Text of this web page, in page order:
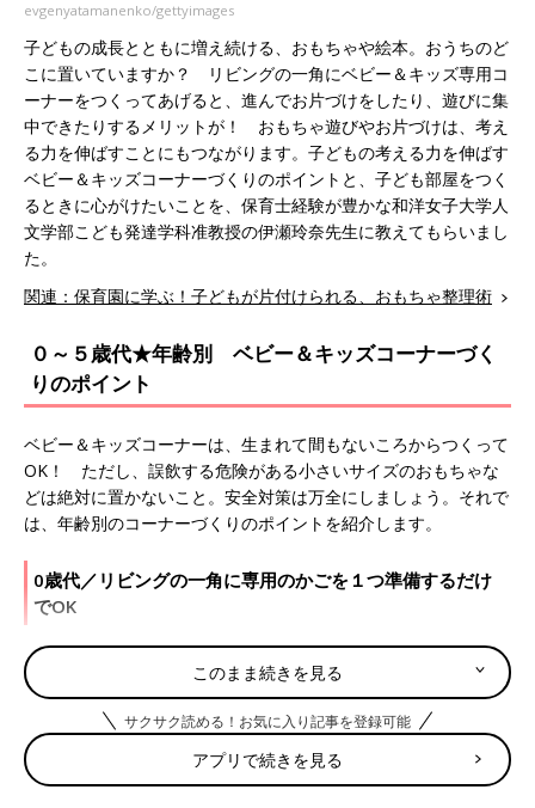
evgenyatamanenko/gettyimages
子どもの成長とともに増え続ける、おもちゃや絵本。おうちのど
こに置いていますか？ リビングの一角にベビー＆キッズ専用コ
ーナーをつくってあげると、進んでお片づけをしたり、遊びに集
中できたりするメリットが！ おもちゃ遊びやお片づけは、考え
る力を伸ばすことにもつながります。子どもの考える力を伸ばす
ベビー＆キッズコーナーづくりのポイントと、子ども部屋をつく
るときに心がけたいことを、保育士経験が豊かな和洋女子大学人
文学部こども発達学科准教授の伊瀬玲奈先生に教えてもらいまし
た。
関連：保育園に学ぶ！子どもが片付けられる、おもちゃ整理術
０～５歳代★年齢別 ベビー＆キッズコーナーづく
りのポイント
ベビー＆キッズコーナーは、生まれて間もないころからつくって
OK！ ただし、誤飲する危険がある小さいサイズのおもちゃな
どは絶対に置かないこと。安全対策は万全にしましょう。それで
は、年齢別のコーナーづくりのポイントを紹介します。
0歳代／リビングの一角に専用のかごを１つ準備するだけ
でOK
ベビー＆キッズコーナーは 0歳代からつくってもOK。ただし、赤
ちゃんのものだからといって、紙おむつなどのお世話グッズや、
おもちゃ代わりにされると困るものは置かないこと。まずはおも
ちゃや絵本を入れるかごを決めて、リビングの一角に１つだけ準
備してみましょう。お部屋のどこからでも見える場所が安心で
す。
このまま続きを見る
サクサク読める！お気に入り記事を登録可能
アプリで続きを見る